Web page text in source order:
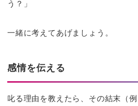
う？」
一緒に考えてあげましょう。
感情を伝える
叱る理由を教えたら、その結末（